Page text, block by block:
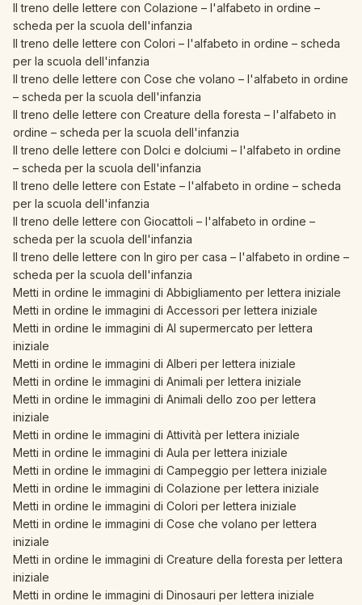
Il treno delle lettere con Colazione – l'alfabeto in ordine –
scheda per la scuola dell'infanzia
Il treno delle lettere con Colori – l'alfabeto in ordine – scheda
per la scuola dell'infanzia
Il treno delle lettere con Cose che volano – l'alfabeto in ordine
– scheda per la scuola dell'infanzia
Il treno delle lettere con Creature della foresta – l'alfabeto in
ordine – scheda per la scuola dell'infanzia
Il treno delle lettere con Dolci e dolciumi – l'alfabeto in ordine
– scheda per la scuola dell'infanzia
Il treno delle lettere con Estate – l'alfabeto in ordine – scheda
per la scuola dell'infanzia
Il treno delle lettere con Giocattoli – l'alfabeto in ordine –
scheda per la scuola dell'infanzia
Il treno delle lettere con In giro per casa – l'alfabeto in ordine –
scheda per la scuola dell'infanzia
Metti in ordine le immagini di Abbigliamento per lettera iniziale
Metti in ordine le immagini di Accessori per lettera iniziale
Metti in ordine le immagini di Al supermercato per lettera
iniziale
Metti in ordine le immagini di Alberi per lettera iniziale
Metti in ordine le immagini di Animali per lettera iniziale
Metti in ordine le immagini di Animali dello zoo per lettera
iniziale
Metti in ordine le immagini di Attività per lettera iniziale
Metti in ordine le immagini di Aula per lettera iniziale
Metti in ordine le immagini di Campeggio per lettera iniziale
Metti in ordine le immagini di Colazione per lettera iniziale
Metti in ordine le immagini di Colori per lettera iniziale
Metti in ordine le immagini di Cose che volano per lettera
iniziale
Metti in ordine le immagini di Creature della foresta per lettera
iniziale
Metti in ordine le immagini di Dinosauri per lettera iniziale